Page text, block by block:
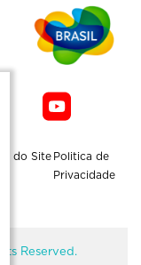
do Site Politica de
Privacidade
Reserved.